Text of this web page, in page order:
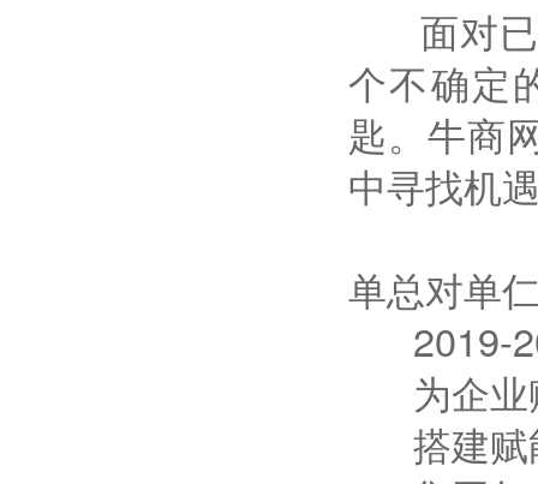
面对已
个不确定
匙。牛商
中寻找机
单总对单
2019-
为企业
搭建赋